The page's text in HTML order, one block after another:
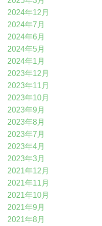
2024年12月
2024年7月
2024年6月
2024年5月
2024年1月
2023年12月
2023年11月
2023年10月
2023年9月
2023年8月
2023年7月
2023年4月
2023年3月
2021年12月
2021年11月
2021年10月
2021年9月
2021年8月